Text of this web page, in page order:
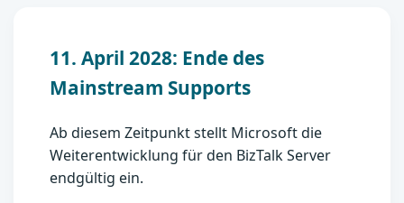
11. April 2028: Ende des
Mainstream Supports
Ab diesem Zeitpunkt stellt Microsoft die
Weiterentwicklung für den BizTalk Server
endgültig ein.